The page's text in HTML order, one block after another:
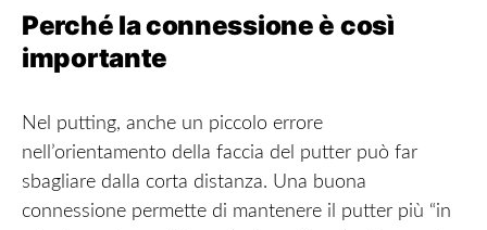
Perché la connessione è così
importante
Nel putting, anche un piccolo errore
nell’orientamento della faccia del putter può far
sbagliare dalla corta distanza. Una buona
connessione permette di mantenere il putter più “in